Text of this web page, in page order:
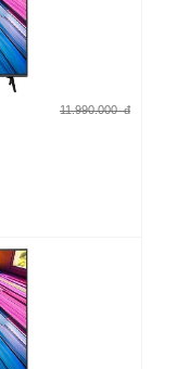
11.990.000 đ